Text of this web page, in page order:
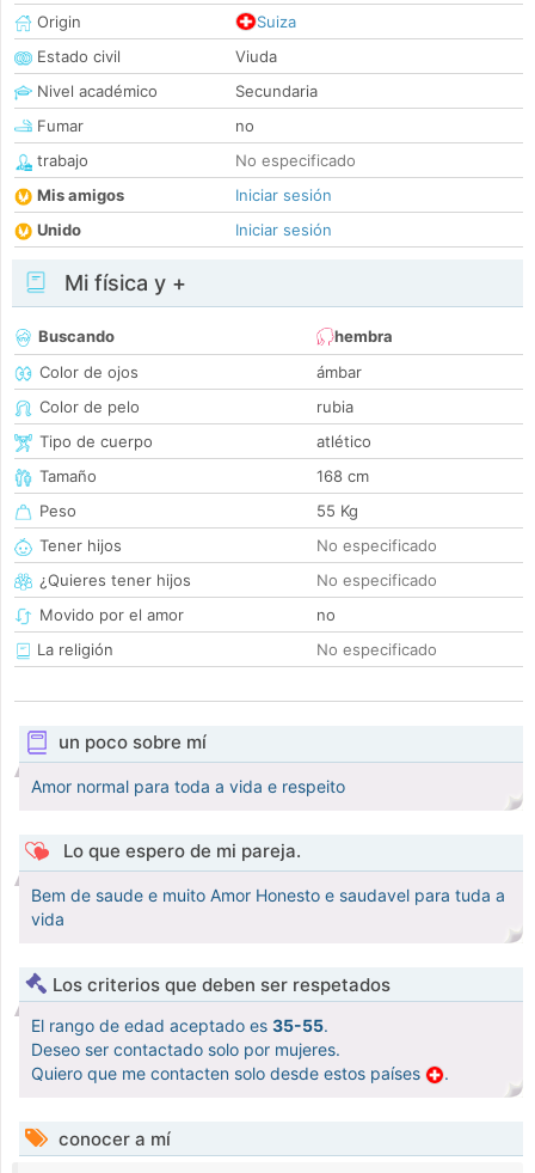
Origin
Suiza
Estado civil
Viuda
Nivel académico
Secundaria
Fumar
no
trabajo
No especificado
Mis amigos
Iniciar sesión
Unido
Iniciar sesión
Mi física y +
Buscando
hembra
Color de ojos
ámbar
Color de pelo
rubia
Tipo de cuerpo
atlético
Tamaño
168 cm
Peso
55 Kg
Tener hijos
No especificado
¿Quieres tener hijos
No especificado
Movido por el amor
no
La religión
No especificado
un poco sobre mí
Amor normal para toda a vida e respeito
Lo que espero de mi pareja.
Bem de saude e muito Amor Honesto e saudavel para tuda a
vida
Los criterios que deben ser respetados
El rango de edad aceptado es 35-55.
Deseo ser contactado solo por mujeres.
Quiero que me contacten solo desde estos países
.
conocer a mí